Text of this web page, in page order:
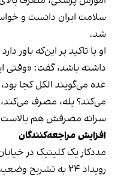
سلامت ایران دانست و
شد.
او با تاکید بر این‌که باور
داشته باشد، گفت: «وقتی
عده می‌گویند الکل کجا
می‌کند؟ بله، مصرف
سرانه مصرفش هم
افزایش مراجعه‌کنندگان
مددکار یک کلینیک‌ در
رویداد ۲۴ به